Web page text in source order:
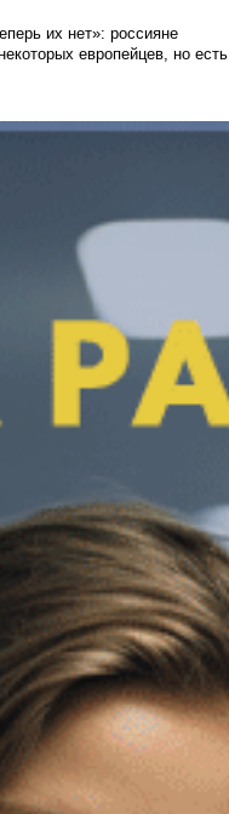
их нет»: россияне
европейцев, но есть